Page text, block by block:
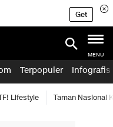
Get
MENU
Terpopuler Infografis
Lifestyle Taman Nasional